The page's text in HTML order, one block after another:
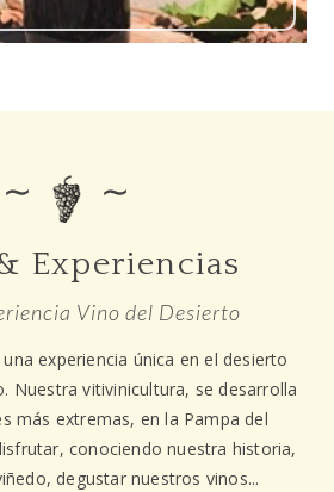
∼ ∼
Experiencias
Vino del Desierto
experiencia única en el desierto
Nuestra vitivinicultura, se desarrolla
más extremas, en la Pampa del
conociendo nuestra historia,
degustar nuestros vinos...